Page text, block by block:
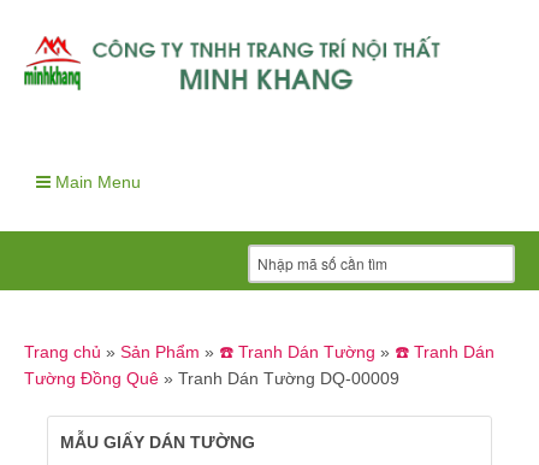
Main Menu
Trang chủ » Sản Phẩm » ☎️ Tranh Dán Tường » ☎️ Tranh Dán
Tường Đồng Quê » Tranh Dán Tường DQ-00009
MẪU GIẤY DÁN TƯỜNG